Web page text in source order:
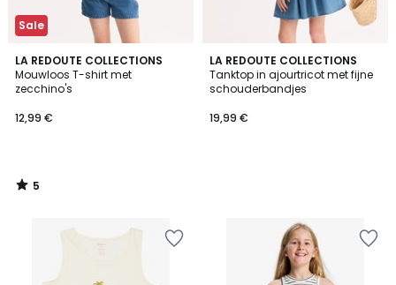
Sale
LA REDOUTE COLLECTIONS
Mouwloos T-shirt met
zecchino's
12,99 €
5
/
5
5
/
LA REDOUTE COLLECTIONS
Tanktop in ajourtricot met fijne
schouderbandjes
19,99 €